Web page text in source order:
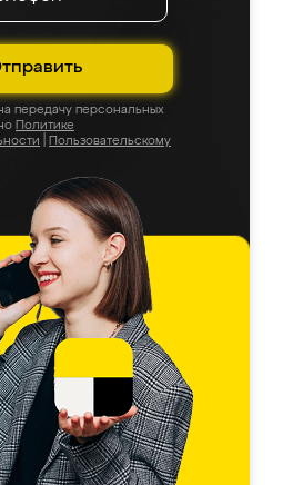
передачу персональных
Политике
Пользовательскому